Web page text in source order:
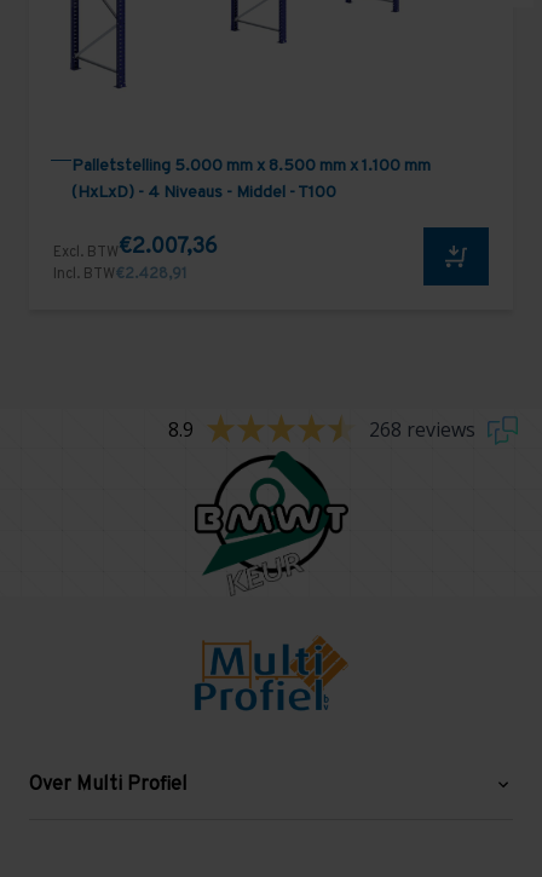
Palletstelling 5.000 mm x 8.500 mm x 1.100 mm
(HxLxD) - 4 Niveaus - Middel - T100
Excl. BTW€2.007,36
Incl. BTW€2.428,91
8.9 268 reviews
Over Multi Profiel